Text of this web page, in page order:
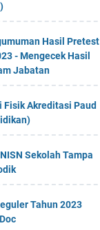
Hasil Pretest
- Mengecek Hasil
Jabatan
Fisik Akreditasi Paud
Sekolah Tampa
Tahun 2023